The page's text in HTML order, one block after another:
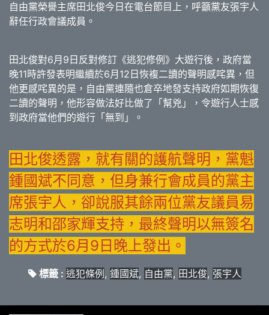
自由黨榮譽主席田北俊今日在電台節目上，呼籲黨友張宇人
辭任行政會議成員。
田北俊對6月9日反對修訂《逃犯修例》大遊行後，政府當
晚11時許發表明繼續於6月12日恢複二讀的聲明感咤異，但
他更感咤異的是，自由黨連隨也倉卒地發支持政府如期恢復
二讀的聲明，他形容做法好比做了「幫兇」，令遊行人士感
到政府當他們的遊行「無到」。
田北俊透露，就有關的護航聲明，黨魁
鍾國斌不同意，但身兼行會成員的黨主
席張宇人，卻說服其餘兩位黨友議員易
志明和邵家輝支持，最終聲明以無簽名
的方式於6月9日晚上發出。
標籤 : 逃犯條例 , 鍾國斌, 自由黨, 田北俊, 張宇人